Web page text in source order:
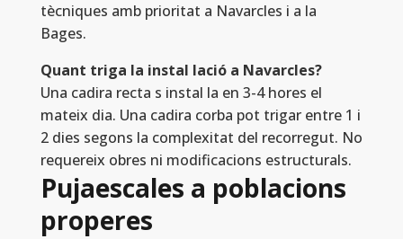
tècniques amb prioritat a Navarcles i a la
Bages.
Quant triga la instal lació a Navarcles?
Una cadira recta s instal la en 3-4 hores el
mateix dia. Una cadira corba pot trigar entre 1 i
2 dies segons la complexitat del recorregut. No
requereix obres ni modificacions estructurals.
Pujaescales a poblacions
properes